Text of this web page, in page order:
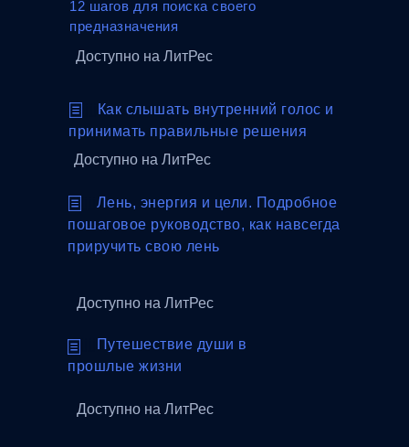
12 шагов для поиска своего
предназначения
Доступно на ЛитРес
Доступно на ЛитРес
jjjjjjj
Как слышать внутренний голос и
принимать правильные решения
jjjjjjj Лень, энергия и цели. Подробное
пошаговое руководство, как навсегда
приручить свою лень
Доступно на ЛитРес
Доступно на ЛитРес
jjjjjjj
Путешествие души в
прошлые жизни